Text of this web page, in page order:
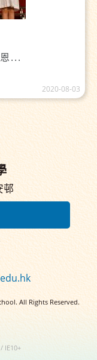
...
2020-08-03
邨
All Rights Reserved.
IE10+